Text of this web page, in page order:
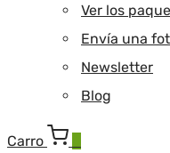
Ver los
Envía una
Newsletter
Blog
Carro